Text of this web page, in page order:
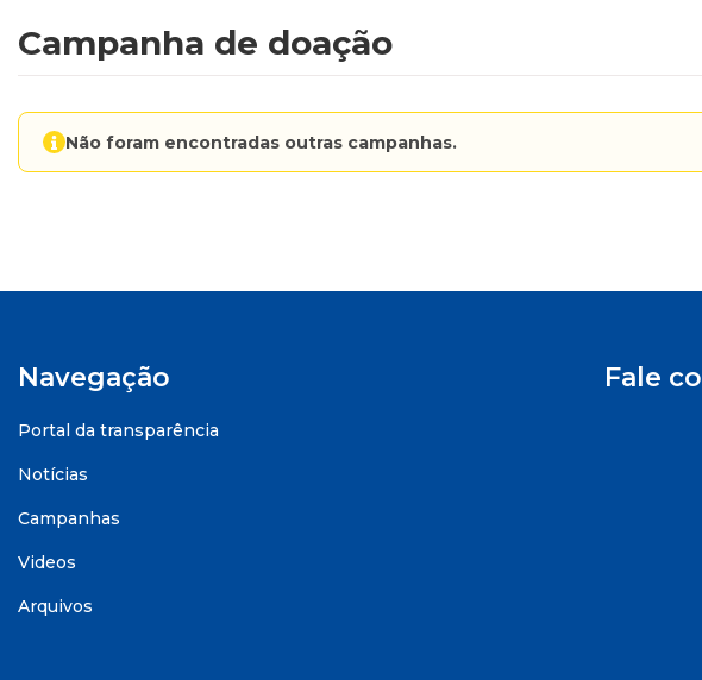
Campanha de doação
Não foram encontradas outras campanhas.
Navegação
Portal da transparência
Notícias
Campanhas
Videos
Arquivos
Fale